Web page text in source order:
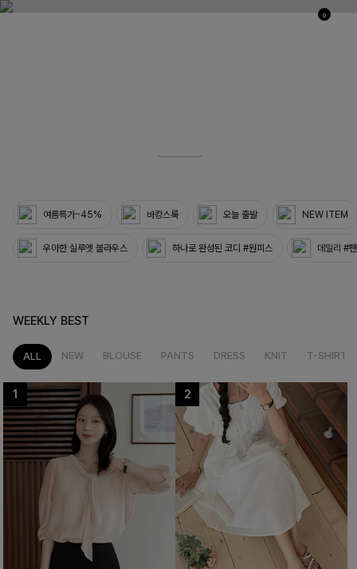
0
여름특가~45% 바캉스룩 오늘 출발 NEW ITEM
우아한 실루엣 블라우스 하나로 완성된 코디 #원피스 데일리 #
WEEKLY BEST
ALL NEW BLOUSE PANTS DRESS KNIT T-SHIRT